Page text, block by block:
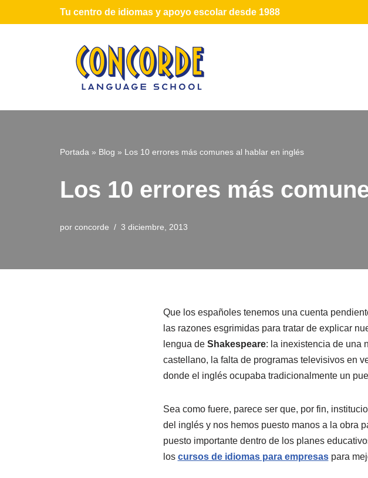
Tu centro de idiomas y apoyo escolar desde 1988
Portada » Blog » Los 10 errores más comunes al hablar en inglés
Los 10 errores más
por concorde 3 diciembre, 2013
Que los españoles tenemos una cuenta
las razones esgrimidas para tratar de explicar
lengua de Shakespeare: la inexistencia de una
castellano, la falta de programas televisivos en
donde el inglés ocupaba tradicionalmente un
Sea como fuere, parece ser que, por fin,
del inglés y nos hemos puesto manos a la obra
puesto importante dentro de los planes
los cursos de idiomas para empresaspara